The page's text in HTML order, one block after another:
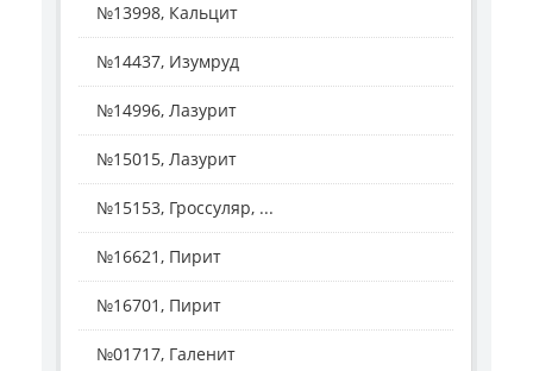
№13998, Кальцит
№14437, Изумруд
№14996, Лазурит
№15015, Лазурит
№15153, Гроссуляр, ...
№16621, Пирит
№16701, Пирит
№01717, Галенит